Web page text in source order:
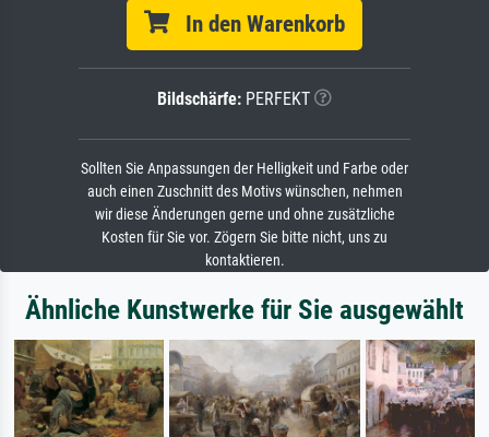
In den Warenkorb
Bildschärfe: PERFEKT
Sollten Sie Anpassungen der Helligkeit und Farbe oder
auch einen Zuschnitt des Motivs wünschen, nehmen
wir diese Änderungen gerne und ohne zusätzliche
Kosten für Sie vor. Zögern Sie bitte nicht, uns zu
kontaktieren.
Ähnliche Kunstwerke für Sie ausgewählt